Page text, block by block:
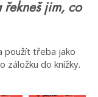
řekneš jim, co
použít třeba jako
záložku do knížky.